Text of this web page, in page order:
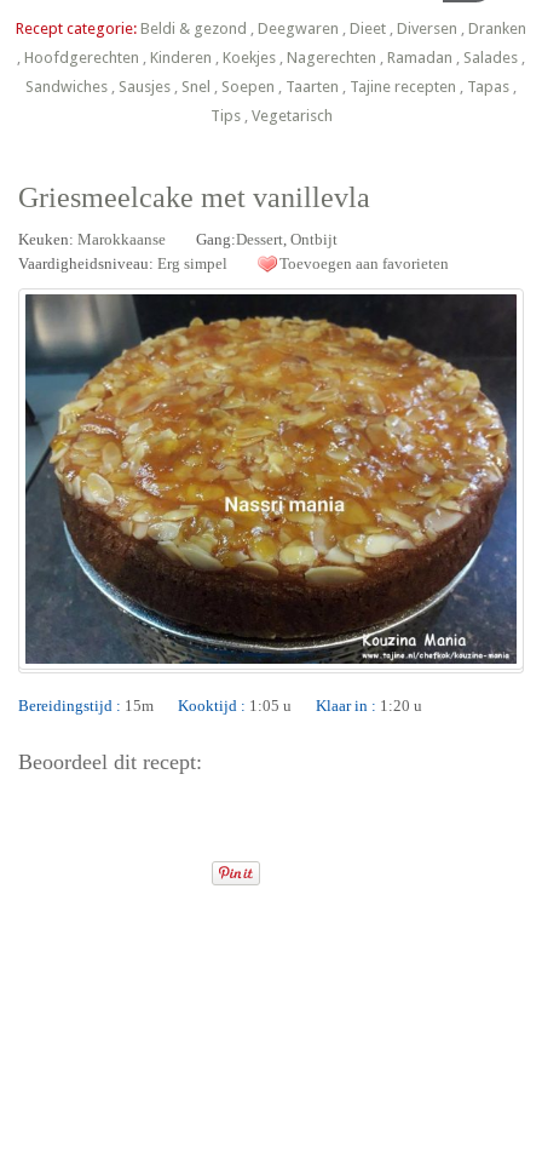
Recept categorie: Beldi & gezond , Deegwaren , Dieet , Diversen , Dranken
, Hoofdgerechten , Kinderen , Koekjes , Nagerechten , Ramadan , Salades ,
Sandwiches , Sausjes , Snel , Soepen , Taarten , Tajine recepten , Tapas ,
Tips, Vegetarisch
Griesmeelcake met vanillevla
Keuken:Marokkaanse Gang:Dessert,Ontbijt
Vaardigheidsniveau:Erg simpel Toevoegen aan favorieten
Bereidingstijd : 15m Kooktijd : 1:05 u Klaar in : 1:20 u
Beoordeel dit recept: